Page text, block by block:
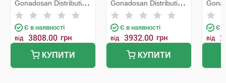
Gonadosan Distribution
GmbH
Є в наявності
від 3808.00 грн
КУПИТИ
Gonadosan Distribution
GmbH
Є в наявності
від 3932.00 грн
КУПИТИ
Є в
від